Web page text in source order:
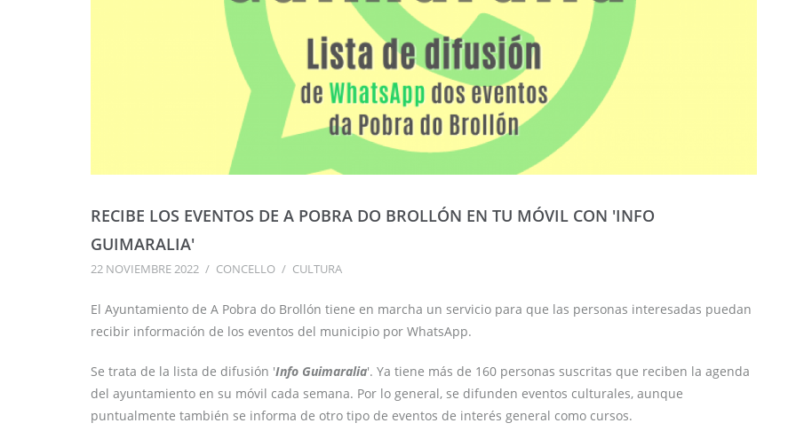
RECIBE LOS EVENTOS DE A POBRA DO BROLLÓN EN TU MÓVIL CON 'INFO
GUIMARALIA'
22 NOVIEMBRE 2022 / CONCELLO / CULTURA
El Ayuntamiento de A Pobra do Brollón tiene en marcha un servicio para que las personas interesadas puedan
recibir información de los eventos del municipio por WhatsApp.
Se trata de la lista de difusión 'Info Guimaralia'. Ya tiene más de 160 personas suscritas que reciben la agenda
del ayuntamiento en su móvil cada semana. Por lo general, se difunden eventos culturales, aunque
puntualmente también se informa de otro tipo de eventos de interés general como cursos.